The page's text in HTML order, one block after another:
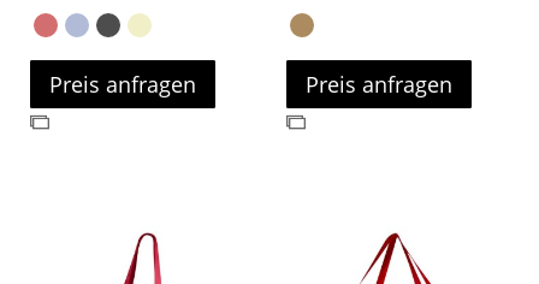
Preis anfragen
Zur
Preis anfragen
Zur